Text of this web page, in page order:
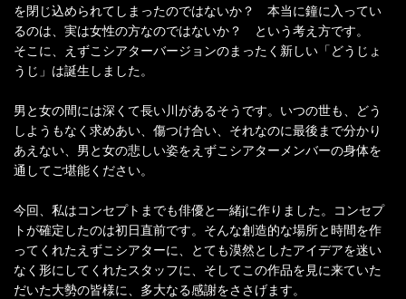
を閉じ込められてしまったのではないか？ 本当に鐘に入ってい
るのは、実は女性の方なのではないか？ という考え方です。
そこに、えずこシアターバージョンのまったく新しい「どうじょ
うじ」は誕生しました。
男と女の間には深くて長い川があるそうです。いつの世も、どう
しようもなく求めあい、傷つけ合い、それなのに最後まで分かり
あえない、男と女の悲しい姿をえずこシアターメンバーの身体を
通してご堪能ください。
今回、私はコンセプトまでも俳優と一緒jに作りました。コンセプ
トが確定したのは初日直前です。そんな創造的な場所と時間を作
ってくれたえずこシアターに、とても漠然としたアイデアを迷い
なく形にしてくれたスタッフに、そしてこの作品を見に来ていた
だいた大勢の皆様に、多大なる感謝をささげます。